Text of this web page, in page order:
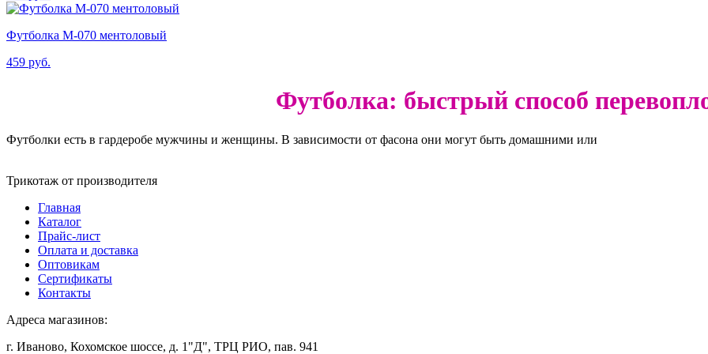
Футболка М-070 ментоловый
459 руб.
Футболка: быстрый способ
Футболки есть в гардеробе мужчины и женщины. В зависимости от фасона они могут быть домашними или
Трикотаж от производителя
Главная
Каталог
Прайс-лист
Оплата и доставка
Оптовикам
Сертификаты
Контакты
Адреса магазинов:
г. Иваново, Кохомское шоссе, д. 1"Д", ТРЦ РИО, пав. 941